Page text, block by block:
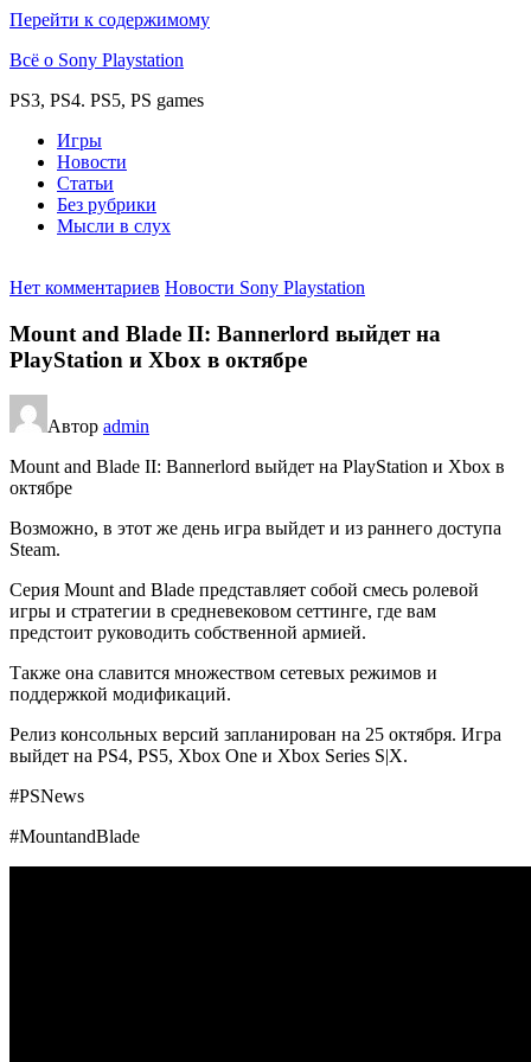
Перейти к содержимому
Всё о Sony Playstation
PS3, PS4. PS5, PS games
Игры
Новости
Статьи
Без рубрики
Мысли в слух
Нет комментариев Новости Sony Playstation
Mount and Blade II: Bannerlord выйдет на
PlayStation и Xbox в октябре
Автор admin
Mount and Blade II: Bannerlord выйдет на PlayStation и Xbox в
октябре
Возможно, в этот же день игра выйдет и из раннего доступа
Steam.
Серия Mount and Blade представляет собой смесь ролевой
игры и стратегии в средневековом сеттинге, где вам
предстоит руководить собственной армией.
Также она славится множеством сетевых режимов и
поддержкой модификаций.
Релиз консольных версий запланирован на 25 октября. Игра
выйдет на PS4, PS5, Xbox One и Xbox Series S|X.
#PSNews
#MountandBlade